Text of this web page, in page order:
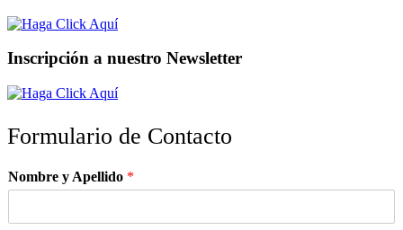
Inscripción a nuestro Newsletter
Formulario de Contacto
Nombre y Apellido *